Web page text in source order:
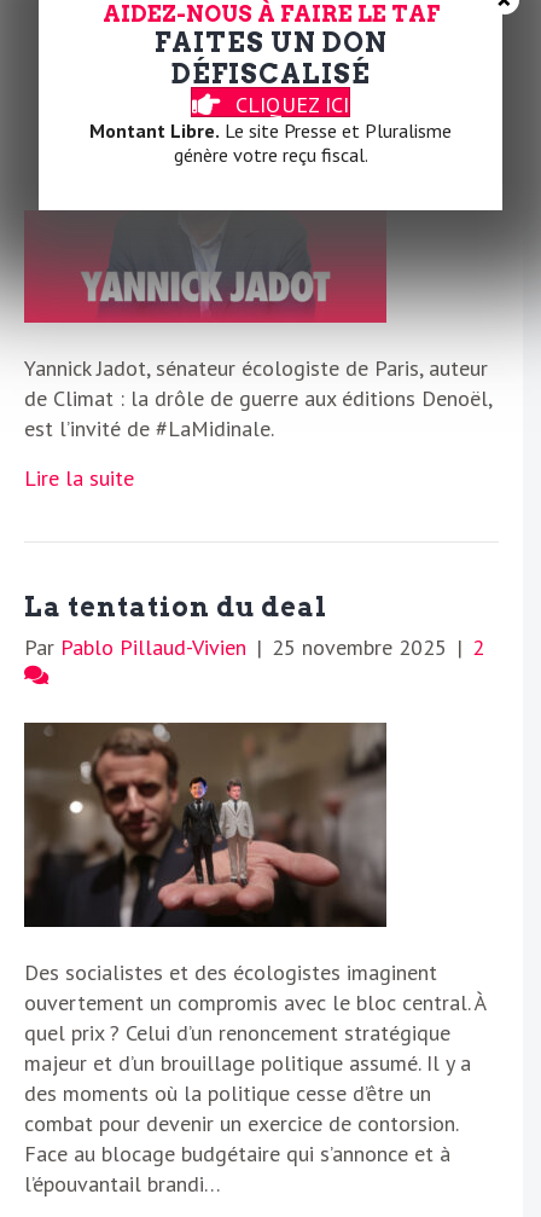
Pablo Pillaud-Vivien|10 décembre 2025
Yannick Jadot, sénateur écologiste de Paris, auteur
de Climat : la drôle de guerre aux éditions Denoël,
est l’invité de #LaMidinale.
Lire la suite
La tentation du deal
Par Pablo Pillaud-Vivien | 25 novembre 2025 | 2
Des socialistes et des écologistes imaginent
ouvertement un compromis avec le bloc central. À
quel prix ? Celui d’un renoncement stratégique
majeur et d’un brouillage politique assumé. Il y a
des moments où la politique cesse d’être un
combat pour devenir un exercice de contorsion.
Face au blocage budgétaire qui s’annonce et à
l’épouvantail brandi…
AIDEZ-NOUS À FAIRE LE TAF
FAITES UN DON
DÉFISCALISÉ
CLIQUEZ ICI
Montant Libre. Le site Presse et Pluralisme
génère votre reçu fiscal.